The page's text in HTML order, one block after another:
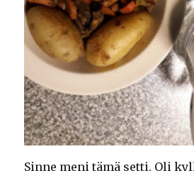
Sinne meni tämä setti. Oli